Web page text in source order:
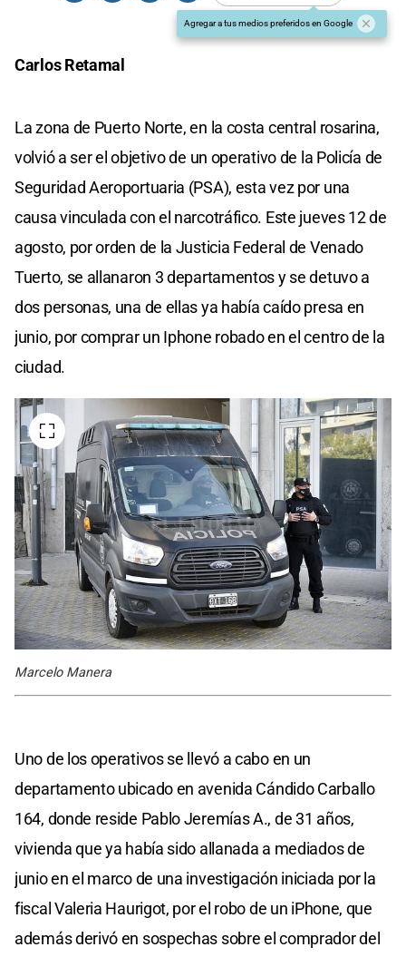
Agregar a tus medios preferidos en Google
Carlos Retamal
La zona de Puerto Norte, en la costa central rosarina,
volvió a ser el objetivo de un operativo de la Policía de
Seguridad Aeroportuaria (PSA), esta vez por una
causa vinculada con el narcotráfico. Este jueves 12 de
agosto, por orden de la Justicia Federal de Venado
Tuerto, se allanaron 3 departamentos y se detuvo a
dos personas, una de ellas ya había caído presa en
junio, por comprar un Iphone robado en el centro de la
ciudad.
Marcelo Manera
Uno de los operativos se llevó a cabo en un
departamento ubicado en avenida Cándido Carballo
164, donde reside Pablo Jeremías A., de 31 años,
vivienda que ya había sido allanada a mediados de
junio en el marco de una investigación iniciada por la
fiscal Valeria Haurigot, por el robo de un iPhone, que
además derivó en sospechas sobre el comprador del